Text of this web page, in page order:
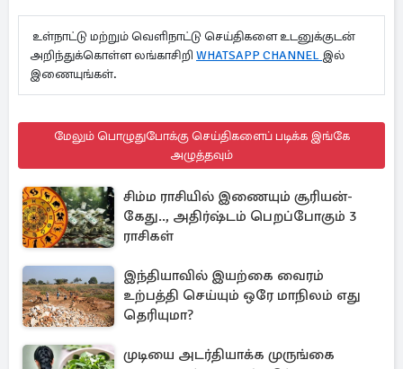
உள்நாட்டு மற்றும் வெளிநாட்டு செய்திகளை உடனுக்குடன்
அறிந்துக்கொள்ள லங்காசிறி WHATSAPP CHANNEL இல்
இணையுங்கள்.
மேலும் பொழுதுபோக்கு செய்திகளைப் படிக்க இங்கே
அழுத்தவும்
சிம்ம ராசியில் இணையும் சூரியன்-
கேது.., அதிர்ஷ்டம் பெறப்போகும் 3
ராசிகள்
இந்தியாவில் இயற்கை வைரம்
உற்பத்தி செய்யும் ஒரே மாநிலம் எது
தெரியுமா?
முடியை அடர்தியாக்க முருங்கை